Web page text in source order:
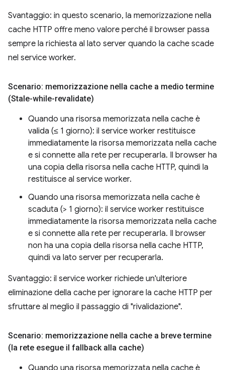
Svantaggio: in questo scenario, la memorizzazione nella
cache HTTP offre meno valore perché il browser passa
sempre la richiesta al lato server quando la cache scade
nel service worker.
Scenario: memorizzazione nella cache a medio termine
(Stale-while-revalidate)
Quando una risorsa memorizzata nella cache è
valida (≤ 1 giorno): il service worker restituisce
immediatamente la risorsa memorizzata nella cache
e si connette alla rete per recuperarla. Il browser ha
una copia della risorsa nella cache HTTP, quindi la
restituisce al service worker.
Quando una risorsa memorizzata nella cache è
scaduta (> 1 giorno): il service worker restituisce
immediatamente la risorsa memorizzata nella cache
e si connette alla rete per recuperarla. Il browser
non ha una copia della risorsa nella cache HTTP,
quindi va lato server per recuperarla.
Svantaggio: il service worker richiede un'ulteriore
eliminazione della cache per ignorare la cache HTTP per
sfruttare al meglio il passaggio di "rivalidazione".
Scenario: memorizzazione nella cache a breve termine
(la rete esegue il fallback alla cache)
Quando una risorsa memorizzata nella cache è